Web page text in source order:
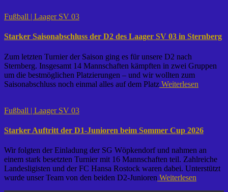
Fußball | Laager SV 03
Starker Saisonabschluss der D2 des Laager SV 03 in Sternberg
Zum letzten Turnier der Saison ging es für unsere D2 nach
Sternberg. Insgesamt 14 Mannschaften kämpften in zwei Gruppen
um die bestmöglichen Platzierungen – und wir wollten zum
Saisonabschluss noch einmal alles auf dem Platz Weiterlesen
Fußball | Laager SV 03
Starker Auftritt der D1-Junioren beim Sommer Cup 2026
Wir folgten der Einladung der SG Wöpkendorf und nahmen an
einem stark besetzten Turnier mit 16 Mannschaften teil. Zahlreiche
Landesligisten und der FC Hansa Rostock waren dabei. Unterstützt
wurde unser Team von den beiden D2-Junioren Weiterlesen